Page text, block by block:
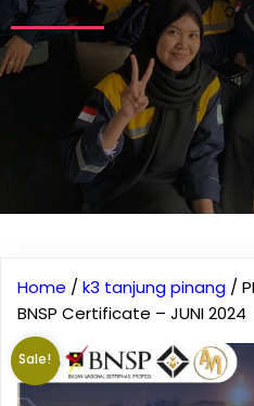
Home / k3 tanjung pinang /
BNSP Certificate – JUNI 2024
Sale!